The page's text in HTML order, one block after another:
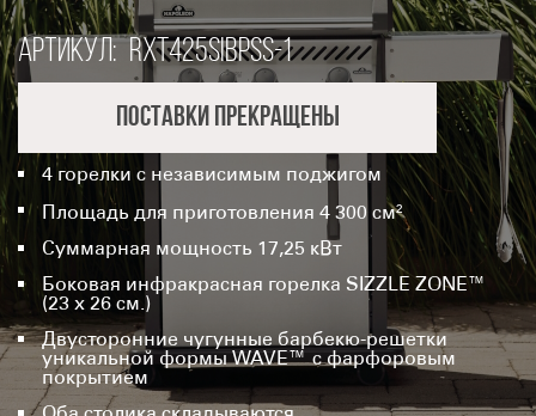
Артикул: RXT425SIBPSS-1
Поставки прекращены
4 горелки с независимым поджигом
Площадь для приготовления 4 300 см²
Суммарная мощность 17,25 кВт
Боковая инфракрасная горелка SIZZLE ZONE™
(23 х 26 см.)
Двусторонние чугунные барбекю-решетки
уникальной формы WAVE™ с фарфоровым
покрытием